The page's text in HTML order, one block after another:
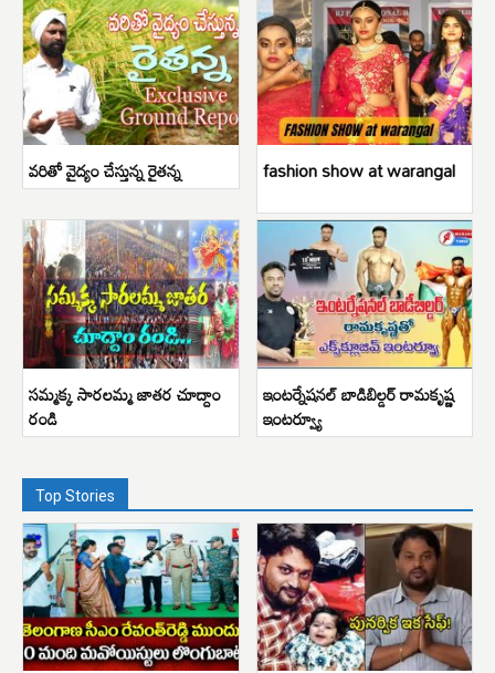
వరితో వైద్యం చేస్తున్న రైతన్న fashion show at warangal
సమ్మక్క సారలమ్మ జాతర చూద్దాం
రండి
ఇంటర్నేషనల్ బాడిబిల్డర్ రామకృష్ణ
ఇంటర్వ్యూ
Top Stories